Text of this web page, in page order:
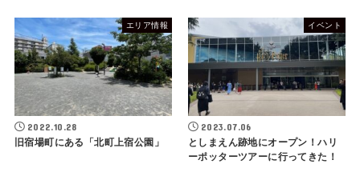
エリア情報
2022.10.28
旧宿場町にある「北町上宿公園」
イベント
2023.07.06
としまえん跡地にオープン！ハリ
ーポッターツアーに行ってきた！